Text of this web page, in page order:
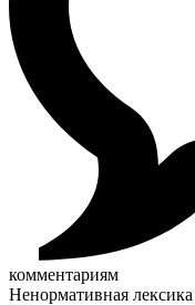
комментариям
Ненормативная лексика